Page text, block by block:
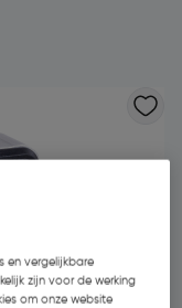
en vergelijkbare
zijn voor de werking
om onze website